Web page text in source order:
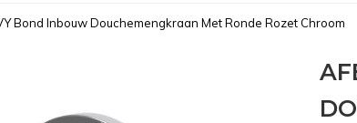
Bond Inbouw Douchemengkraan Met Ronde Rozet Chroom